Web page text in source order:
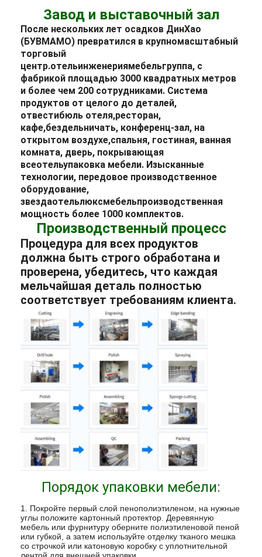
Завод и выставочный зал
После нескольких лет осадков ДинХао
(БУВМАМО) превратился в крупномасштабный
торговый
центр.отельинженериямебельгруппа, с
фабрикой площадью 3000 квадратных метров
и более чем 200 сотрудниками. Система
продуктов от целого до деталей,
отвестибюль отеля,ресторан,
кафе,бездельничать, конференц-зал, на
открытом воздухе,спальня, гостиная, ванная
комната, дверь, покрывающая
всеотельупаковка мебели. Изысканные
технологии, передовое производственное
оборудование,
звездаотельлюксмебельпроизводственная
мощность более 1000 комплектов.
Производственный процесс
Процедура для всех продуктов
должна быть строго обработана и
проверена, убедитесь, что каждая
мельчайшая деталь полностью
соответствует требованиям клиента.
Порядок упаковки мебели:
1. Покройте первый слой пенополиэтиленом, на нужные
углы положите картонный протектор. Деревянную
мебель или фурнитуру оберните полиэтиленовой пеной
или губкой, а затем используйте отделку тканого мешка
со строчкой или катоновую коробку с уплотнительной